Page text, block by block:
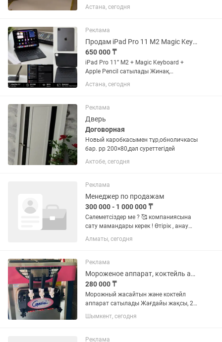
ұзындығы 10 метр. Сапасы өте жақсы,
тап-таза, жиналып қалмайды
Астана, сегодня
Реклама
Продам iPad Pro 11 M2 Magic Keyboard Apple Pen
650 000 ₸
iPad Pro 11” M2 + Magic Keyboard +
Apple Pencil сатылады Жинақ
құрамына кіреді: ✅ iPad Pro 11” (4-
буын, 2022 жыл) ✅ Apple M2
Астана, сегодня
Реклама
Дверь
Договорная
Новый каробкасымен тұр,обноличкасы
бар. рр 200×80,дәл суреттегідей
Актобе, сегодня
Реклама
Менеджер по продажам
300 000 - 1 000 000 ₸
Сәлеметсіздер ме ? 🥰 компаниясына
сату мамандары керек ! Өтірік , анау
мынау жұмыс емес ! Кәдімгі живая
продукция , шын клиенттер ✅
адамдарға ғана звондап,
информация...
Алматы, сегодня
Реклама
Мороженое аппарат, коктейль аппарат
280 000 ₸
Морожный жасайтын және коктейл
аппарат сатылады Жағдайы жақсы, 2
апта ғана қолданылған Сату себебі:
отбасылық жағдайға байланысты
Шымкент, сегодня
Реклама